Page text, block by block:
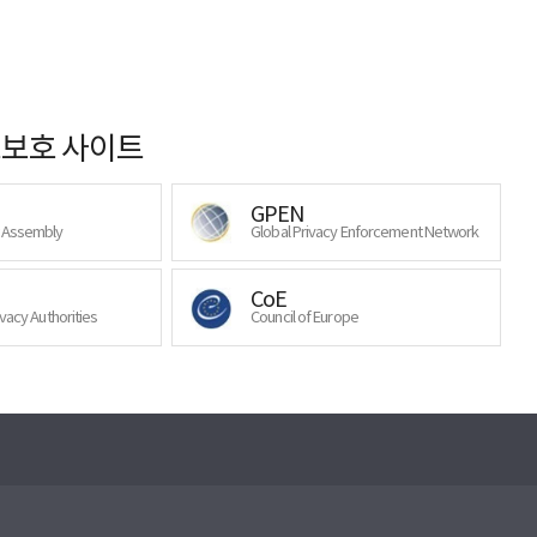
호 사이트
GPEN
Global Privacy Enforcement Network
Authorities
CoE
Council of Europe